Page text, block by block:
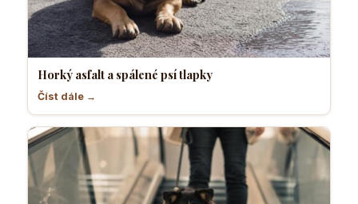
Horký asfalt a spálené psí tlapky
Číst dále →